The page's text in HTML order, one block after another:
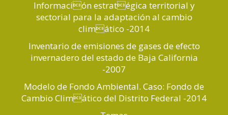
Información estratégica territorial y
sectorial para la adaptación al cambio
climático -2014
Inventario de emisiones de gases de efecto
invernadero del estado de Baja California
-2007
Modelo de Fondo Ambiental. Caso: Fondo de
Cambio Climático del Distrito Federal -2014